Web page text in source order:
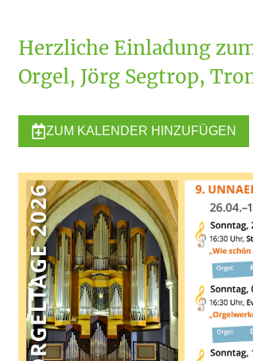
Herzliche Einladung
Orgel, Jörg Segtrop,
ZUM KALENDER HINZUFÜGEN